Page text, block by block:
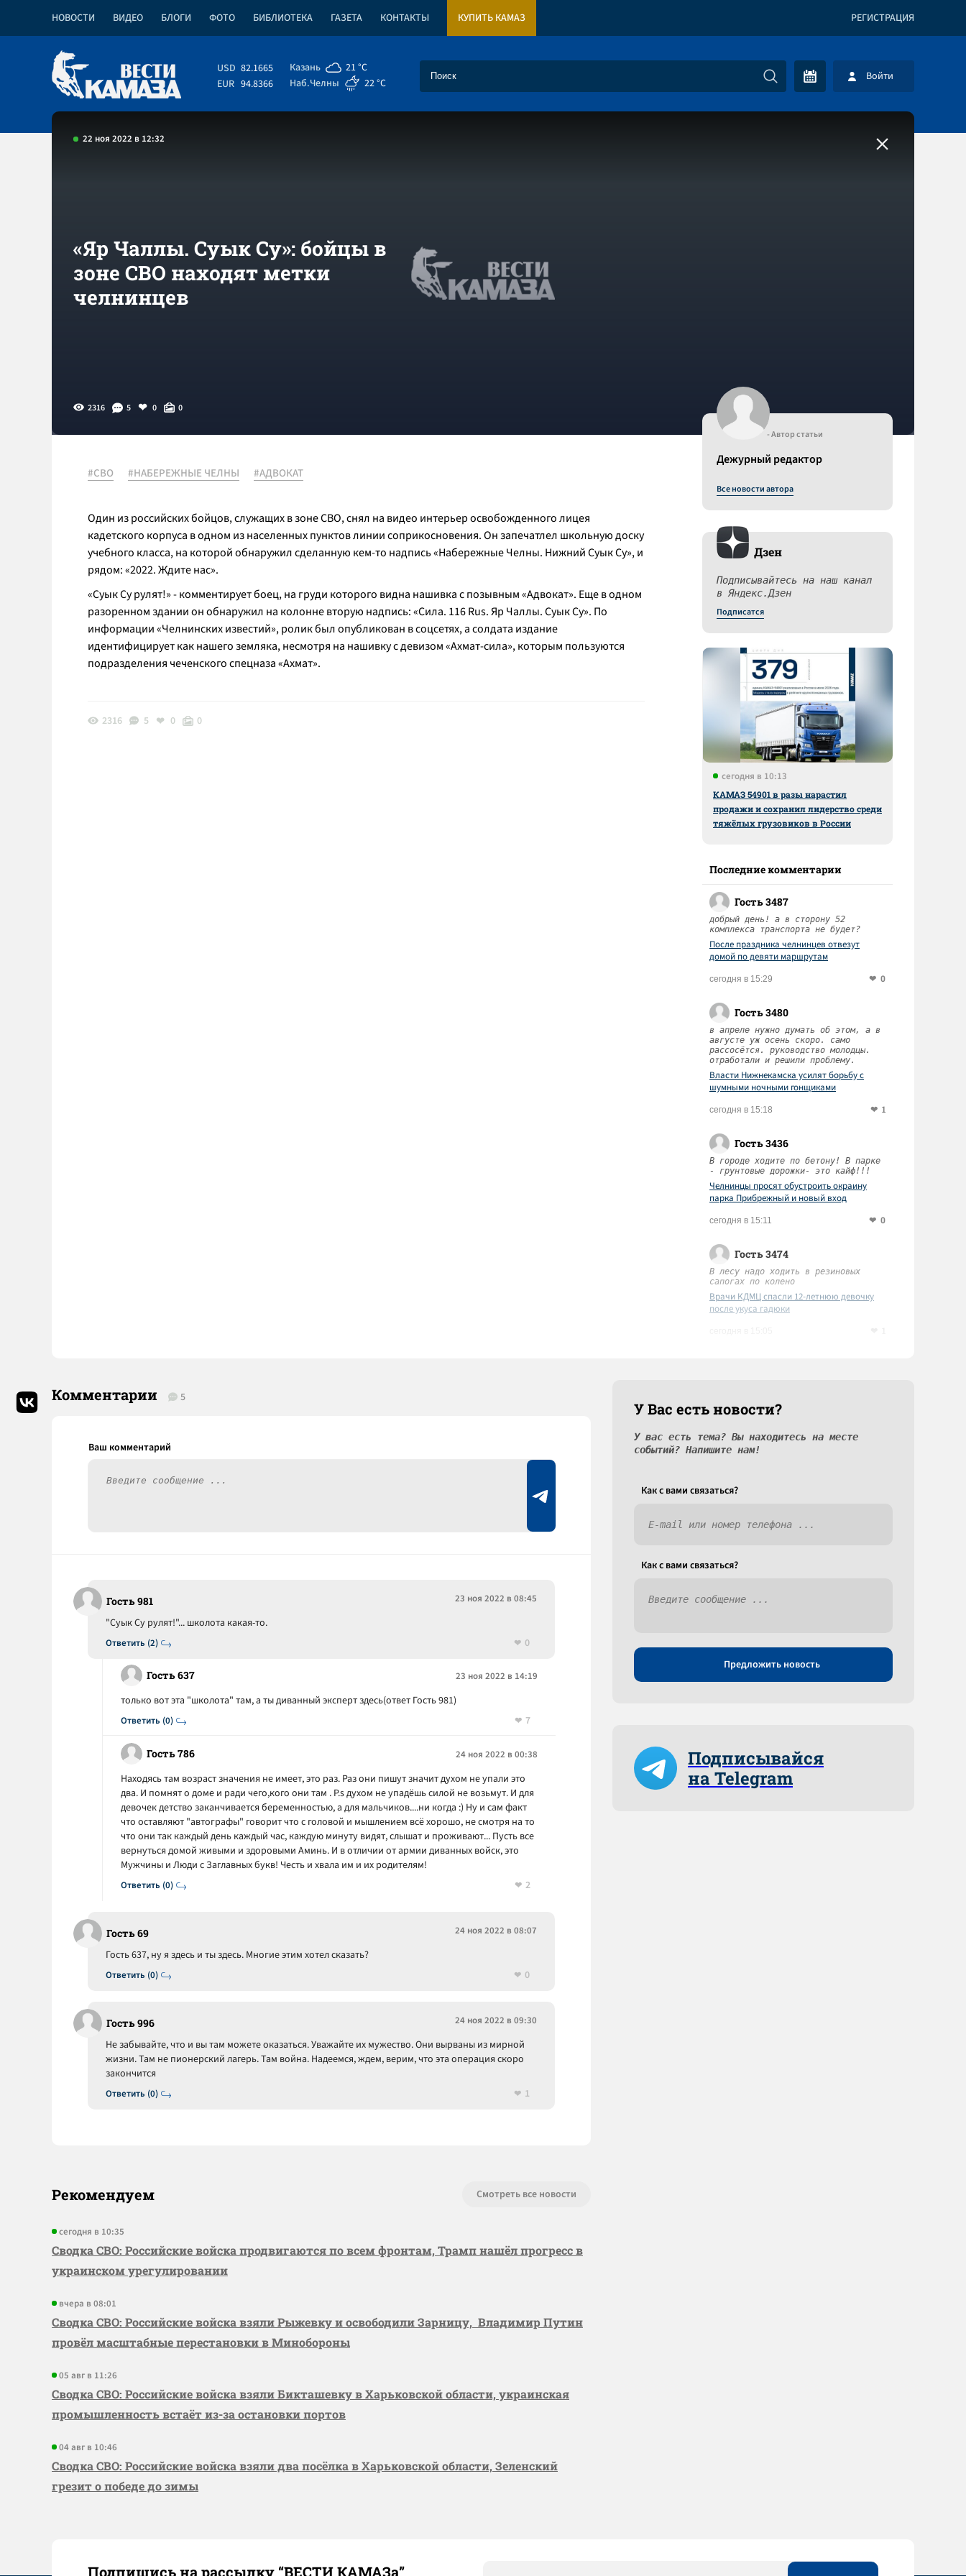
НОВОСТИ ВИДЕО БЛОГИ ФОТО БИБЛИОТЕКА ГАЗЕТА КОНТАКТЫ КУПИТЬ КАМАЗ РЕГИСТРАЦИЯ
USD 82.1665
EUR 94.8366
Казань
21 °C
Наб.Челны
22 °C Войти
22 ноя 2022 в 12:32
«Яр Чаллы. Суык Су»: бойцы в
зоне СВО находят метки
челнинцев
2316 5 0 0
#СВО #НАБЕРЕЖНЫЕ ЧЕЛНЫ #АДВОКАТ
Один из российских бойцов, служащих в зоне СВО, снял на видео интерьер освобожденного лицея
кадетского корпуса в одном из населенных пунктов линии соприкосновения. Он запечатлел школьную доску
учебного класса, на которой обнаружил сделанную кем-то надпись «Набережные Челны. Нижний Суык Су», и
рядом: «2022. Ждите нас».
«Суык Су рулят!» - комментирует боец, на груди которого видна нашивка с позывным «Адвокат». Еще в одном
разоренном здании он обнаружил на колонне вторую надпись: «Сила. 116 Rus. Яр Чаллы. Суык Су». По
информации «Челнинских известий», ролик был опубликован в соцсетях, а солдата издание
идентифицирует как нашего земляка, несмотря на нашивку с девизом «Ахмат-сила», которым пользуются
подразделения чеченского спецназа «Ахмат».
2316 5 0 0
- Автор статьи
Дежурный редактор
Все новости автора
Дзен
Подписывайтесь на наш канал
в Яндекс.Дзен
Подписатся
сегодня в 10:13
КАМАЗ 54901 в разы нарастил
продажи и сохранил лидерство среди
тяжёлых грузовиков в России
Последние комментарии
Гость 3487
добрый день! а в сторону 52
комплекса транспорта не будет?
После праздника челнинцев отвезут
домой по девяти маршрутам
сегодня в 15:29 0
Гость 3480
в апреле нужно думать об этом, а в
августе уж осень скоро. само
рассосётся. руководство молодцы.
отработали и решили проблему.
Власти Нижнекамска усилят борьбу с
шумными ночными гонщиками
сегодня в 15:18 1
Гость 3436
В городе ходите по бетону! В парке
- грунтовые дорожки- это кайф!!!
Челнинцы просят обустроить окраину
парка Прибрежный и новый вход
сегодня в 15:11 0
Гость 3474
В лесу надо ходить в резиновых
сапогах по колено
Врачи КДМЦ спасли 12-летнюю девочку
после укуса гадюки
Комментарии 5
Гость 981 23 ноя 2022 в 08:45
Ответить (2)
"Суык Су рулят!"... школота какая-то.
0
Гость 637 23 ноя 2022 в 14:19
Ответить (0)
только вот эта "школота" там, а ты диванный эксперт здесь(ответ Гость 981)
7
Гость 786 24 ноя 2022 в 00:38
Ответить (0)
Находясь там возраст значения не имеет, это раз. Раз они пишут значит духом не упали это
два. И помнят о доме и ради чего,кого они там . P.s духом не упадёшь силой не возьмут. И для
девочек детство заканчивается беременностью, а для мальчиков....ни когда :) Ну и сам факт
что оставляют "автографы" говорит что с головой и мышлением всё хорошо, не смотря на то
что они так каждый день каждый час, каждую минуту видят, слышат и проживают... Пусть все
вернуться домой живыми и здоровыми Аминь. И в отличии от армии диванных войск, это
Мужчины и Люди с Заглавных букв! Честь и хвала им и их родителям!
2
Гость 69 24 ноя 2022 в 08:07
Ответить (0)
Гость 637, ну я здесь и ты здесь. Многие этим хотел сказать?
0
Гость 996 24 ноя 2022 в 09:30
Ответить (0)
Не забывайте, что и вы там можете оказаться. Уважайте их мужество. Они вырваны из мирной
жизни. Там не пионерский лагерь. Там война. Надеемся, ждем, верим, что эта операция скоро
закончится
1
Рекомендуем Смотреть все новости
сегодня в 10:35
Сводка СВО: Российские войска продвигаются по всем фронтам, Трамп нашёл прогресс в
украинском урегулировании
вчера в 08:01
Сводка СВО: Российские войска взяли Рыжевку и освободили Зарницу, Владимир Путин
провёл масштабные перестановки в Минобороны
05 авг в 11:26
Сводка СВО: Российские войска взяли Бикташевку в Харьковской области, украинская
промышленность встаёт из-за остановки портов
04 авг в 10:46
Сводка СВО: Российские войска взяли два посёлка в Харьковской области, Зеленский
грезит о победе до зимы
У Вас есть новости?
У вас есть тема? Вы находитесь на месте
событий? Напишите нам!
Как c вами связаться?
Как c вами связаться?
Предложить новость
Подписывайся
на Telegram
Подпишись на рассылку “ВЕСТИ КАМАЗа”